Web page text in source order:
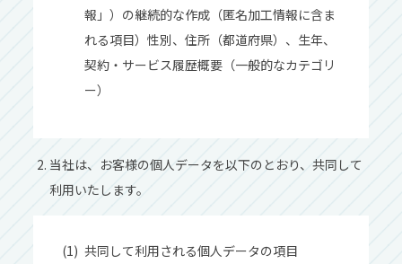
報」）の継続的な作成（匿名加⼯情報に含ま
れる項⽬）性別、住所（都道府県）、⽣年、
契約‧サービス履歴概要（⼀般的なカテゴリ
ー）
当社は、お客様の個⼈データを以下のとおり、共同して
利⽤いたします。
共同して利⽤される個⼈データの項⽬